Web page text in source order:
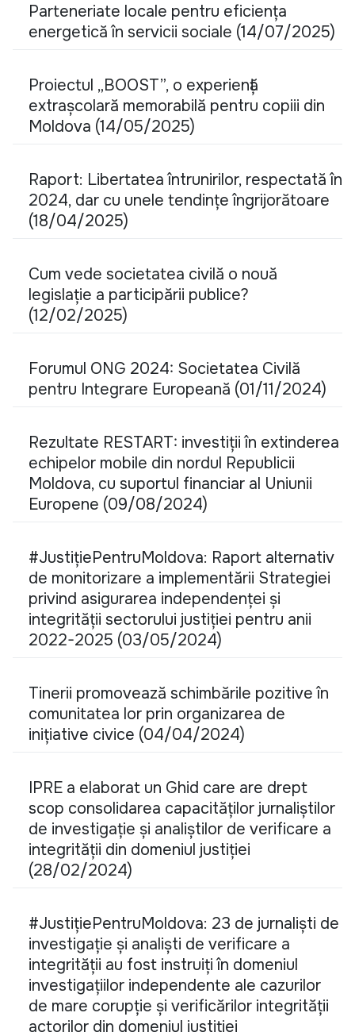
Parteneriate locale pentru eficiența
energetică în servicii sociale (14/07/2025)
Proiectul „BOOST”, o experiență
extrașcolară memorabilă pentru copiii din
Moldova (14/05/2025)
Raport: Libertatea întrunirilor, respectată în
2024, dar cu unele tendințe îngrijorătoare
(18/04/2025)
Cum vede societatea civilă o nouă
legislație a participării publice?
(12/02/2025)
Forumul ONG 2024: Societatea Civilă
pentru Integrare Europeană (01/11/2024)
Rezultate RESTART: investiții în extinderea
echipelor mobile din nordul Republicii
Moldova, cu suportul financiar al Uniunii
Europene (09/08/2024)
#JustițiePentruMoldova: Raport alternativ
de monitorizare a implementării Strategiei
privind asigurarea independenței și
integrității sectorului justiției pentru anii
2022-2025 (03/05/2024)
Tinerii promovează schimbările pozitive în
comunitatea lor prin organizarea de
inițiative civice (04/04/2024)
IPRE a elaborat un Ghid care are drept
scop consolidarea capacităților jurnaliștilor
de investigație și analiștilor de verificare a
integrității din domeniul justiției
(28/02/2024)
#JustițiePentruMoldova: 23 de jurnaliști de
investigație și analiști de verificare a
integrității au fost instruiți în domeniul
investigațiilor independente ale cazurilor
de mare corupție și verificărilor integrității
actorilor din domeniul justiției